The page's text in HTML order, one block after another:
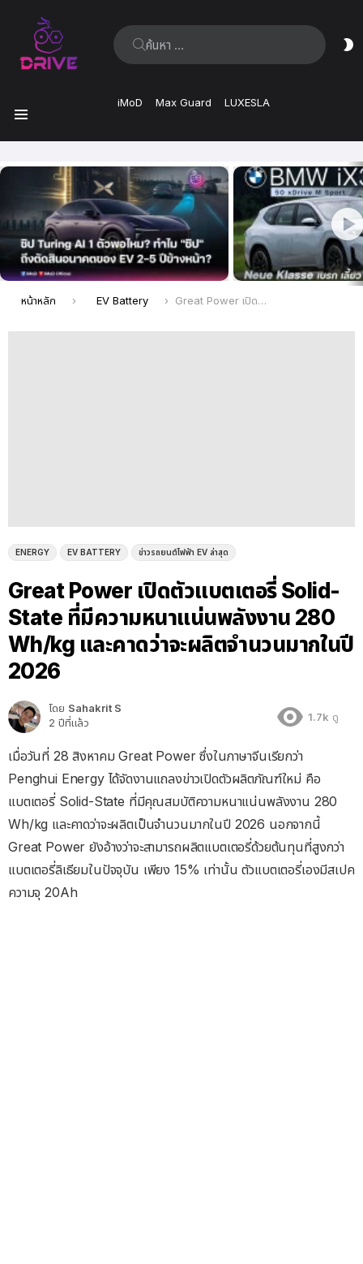
ค้นหา:
iMoD Max Guard LUXESLA
ล่าสุด
คุณอยู่ที่นี่:
หน้าหลัก EV Battery Great Power เปิดตัวแบตเตอรี่ Solid-State ที่มีความหนาแน่นพลังงาน 280 Wh/kg และคาดว่าจะผลิตจำนวนมากในปี 2026
ENERGY EV BATTERY ข่าวรถยนต์ไฟฟ้า EV ล่าสุด
Great Power เปิดตัวแบตเตอรี่ Solid-
State ที่มีความหนาแน่นพลังงาน 280
Wh/kg และคาดว่าจะผลิตจำนวนมากในปี
2026
โดย Sahakrit S
2 ปีที่แล้ว
1.7k ดู
เมื่อวันที่ 28 สิงหาคม Great Power ซึ่งในภาษาจีนเรียกว่า
Penghui Energy ได้จัดงานแถลงข่าวเปิดตัวผลิตภัณฑ์ใหม่ คือ
แบตเตอรี่ Solid-State ที่มีคุณสมบัติความหนาแน่นพลังงาน 280
Wh/kg และคาดว่าจะผลิตเป็นจำนวนมากในปี 2026 นอกจากนี้
Great Power ยังอ้างว่าจะสามารถผลิตแบตเตอรี่ด้วยต้นทุนที่สูงกว่า
แบตเตอรี่ลิเธียมในปัจจุบัน เพียง 15% เท่านั้น ตัวแบตเตอรี่เองมีสเปค
ความจุ 20Ah